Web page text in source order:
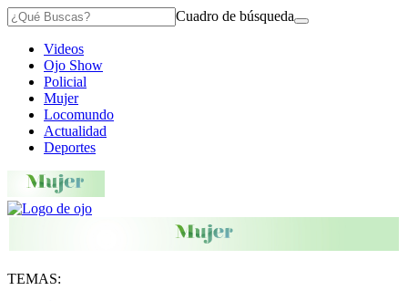
Cuadro de búsqueda
Videos
Ojo Show
Policial
Mujer
Locomundo
Actualidad
Deportes
TEMAS: